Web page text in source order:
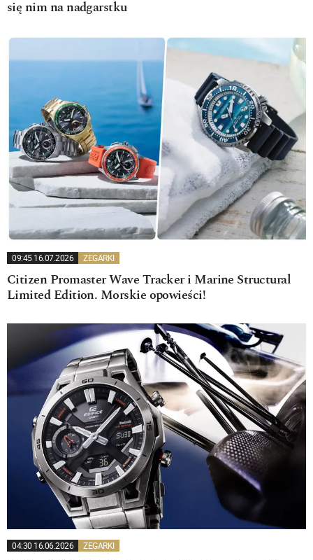
się nim na nadgarstku
09:45 16.07.2026 ZEGARKI
Citizen Promaster Wave Tracker i Marine Structural
Limited Edition. Morskie opowieści!
04:30 16.06.2026 ZEGARKI